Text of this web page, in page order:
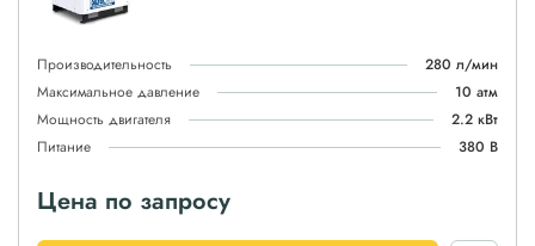
Производительность
280 л/мин
Максимальное давление
10 атм
Мощность двигателя
2.2 кВт
Питание
380 В
Цена по запросу